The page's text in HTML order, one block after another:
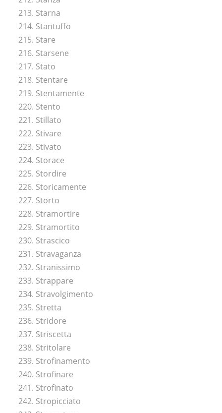
213. Starna
214. Stantuffo
215. Stare
216. Starsene
217. Stato
218. Stentare
219. Stentamente
220. Stento
221. Stillato
222. Stivare
223. Stivato
224. Storace
225. Stordire
226. Storicamente
227. Storto
228. Stramortire
229. Stramortito
230. Strascico
231. Stravaganza
232. Stranissimo
233. Strappare
234. Stravolgimento
235. Stretta
236. Stridore
237. Striscetta
238. Stritolare
239. Strofinamento
240. Strofinare
241. Strofinato
242. Stropicciato